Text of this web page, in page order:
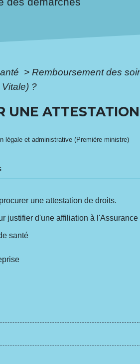
> Remboursement des
?
UNE
légale et administrative (Première ministre)
une attestation de droits.
justifier d'une affiliation à
santé